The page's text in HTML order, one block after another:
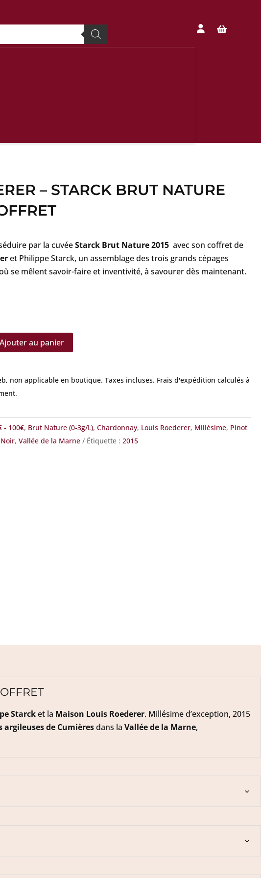
 
– STARCK BRUT NATURE
par la cuvéeStarck Brut Nature 2015avec son coffret de
et Philippe Starck, un assemblage des trois grands cépages
se mêlent savoir-faire et inventivité, à savourer dès maintenant.
Ajouter au panier
non applicable en boutique. Taxes incluses. Frais d'expédition calculés à
- 100€, Brut Nature (0-3g/L), Chardonnay, Louis Roederer, Millésime, Pinot
, Vallée de la Marne Étiquette : 2015
Starcket la Maison Louis Roederer. Millésime d’exception, 2015
argileuses de Cumièresdans la Vallée de la Marne,